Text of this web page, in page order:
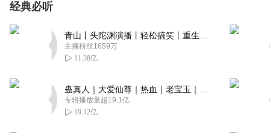
经典必听
主播粉丝1659万
11.38亿
专辑播放量超19.1亿
19.12亿